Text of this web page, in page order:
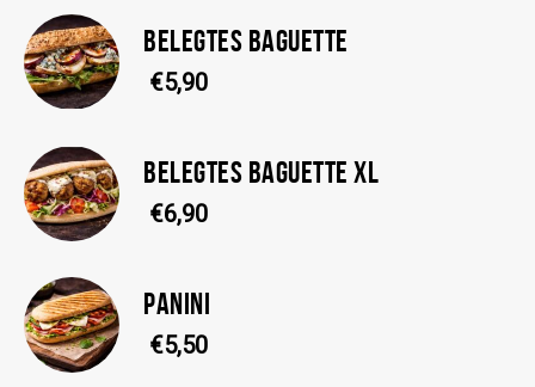
BELEGTES BAGUETTE
€5,90
BELEGTES BAGUETTE XL
€6,90
PANINI
€5,50